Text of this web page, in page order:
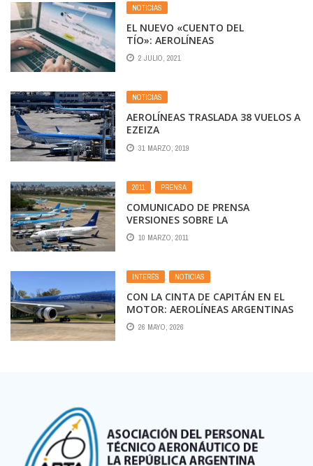
NOTICIAS
EL NUEVO «CUENTO DEL
TÍO»: AEROLÍNEAS
ARGENTINAS ADVIERTE SOBRE
ESTAFAS CON LOS VUELOS
2 JULIO, 2021
NOTICIAS
AEROLÍNEAS TRASLADA 38 VUELOS A
EZEIZA
31 MARZO, 2019
2011 PRENSA
COMUNICADO DE PRENSA
VERSIONES SOBRE LA
REPRIVATIZACIÓN DE AEROLÍNEAS
ARGENTINAS Y AUSTRAL
10 MARZO, 2011
INTERÉS , NOTICIAS
CON LA CINTA DE CAPITÁN EN EL
MOTOR: AEROLÍNEAS ARGENTINAS
PRESENTÓ EL AVIÓN
CONMEMORATIVO DEL MUNDIAL
26 MAYO, 2026